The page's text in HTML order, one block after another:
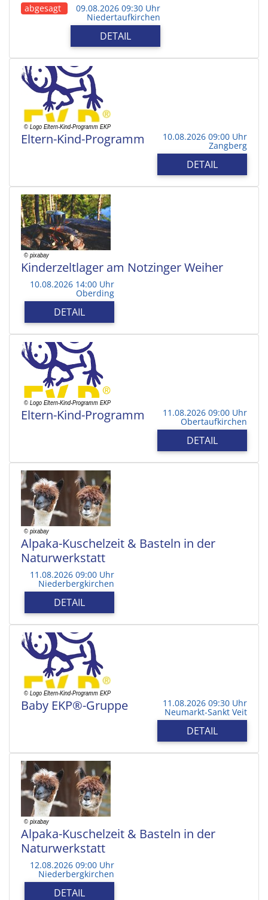
abgesagt 09.08.2026 09:30 Uhr
Niedertaufkirchen
DETAIL
Eltern-Kind-Programm 10.08.2026 09:00 Uhr
Zangberg
DETAIL
Kinderzeltlager am Notzinger Weiher
10.08.2026 14:00 Uhr
Oberding
DETAIL
Eltern-Kind-Programm 11.08.2026 09:00 Uhr
Obertaufkirchen
DETAIL
Alpaka-Kuschelzeit & Basteln in der
Naturwerkstatt
11.08.2026 09:00 Uhr
Niederbergkirchen
DETAIL
Baby EKP®-Gruppe 11.08.2026 09:30 Uhr
Neumarkt-Sankt Veit
DETAIL
Alpaka-Kuschelzeit & Basteln in der
Naturwerkstatt
12.08.2026 09:00 Uhr
Niederbergkirchen
DETAIL